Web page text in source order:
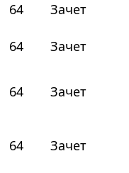
64 Зачет
64 Зачет
64 Зачет
64 Зачет